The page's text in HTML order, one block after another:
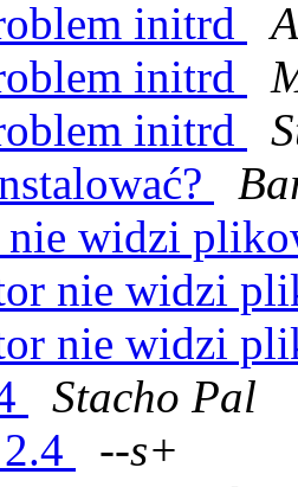
initrd
initrd
initrd
nie widzi
nie widzi
nie widzi
Stacho Pal
--s+